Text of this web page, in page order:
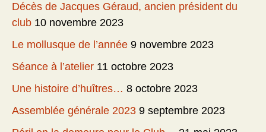
Décès de Jacques Géraud, ancien président du
club 10 novembre 2023
Le mollusque de l’année 9 novembre 2023
Séance à l’atelier 11 octobre 2023
Une histoire d’huîtres… 8 octobre 2023
Assemblée générale 2023 9 septembre 2023